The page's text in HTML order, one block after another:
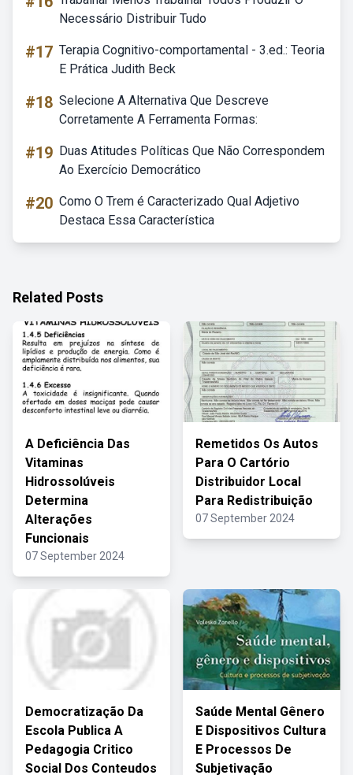
Necessário Distribuir Tudo
#17 Terapia Cognitivo-comportamental - 3.ed.: Teoria
E Prática Judith Beck
#18 Selecione A Alternativa Que Descreve
Corretamente A Ferramenta Formas:
#19 Duas Atitudes Políticas Que Não Correspondem
Ao Exercício Democrático
#20 Como O Trem é Caracterizado Qual Adjetivo
Destaca Essa Característica
Related Posts
A Deficiência Das
Vitaminas
Hidrossolúveis
Determina
Alterações
Funcionais
07 September 2024
Remetidos Os Autos
Para O Cartório
Distribuidor Local
Para Redistribuição
07 September 2024
Democratização Da
Escola Publica A
Pedagogia Critico
Social Dos Conteudos
Saúde Mental Gênero
E Dispositivos Cultura
E Processos De
Subjetivação